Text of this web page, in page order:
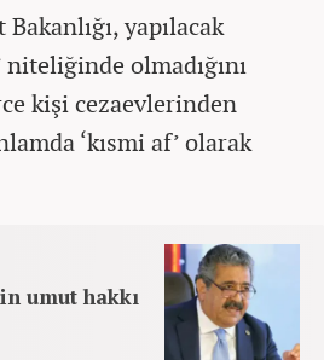
yapılacak
niteliğinde olmadığını
kişi cezaevlerinden
‘kısmi af’ olarak
umut hakkı